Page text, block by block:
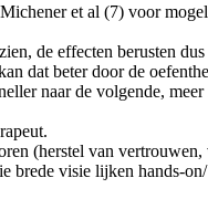
et al (7) voor
de effecten berusten
dat beter door de
naar de volgende,
(herstel van
brede visie lijken hands-